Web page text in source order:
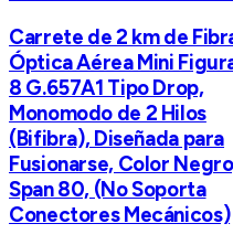
Carrete de 2 km de
Óptica Aérea Mini
8 G.657A1 Tipo Drop,
Monomodo de 2 Hilos
(Bifibra), Diseñada para
Fusionarse, Color
Span 80, (No Soporta
Conectores Mecánicos)